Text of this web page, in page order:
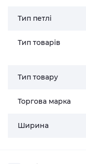
Тип петлі
Тип товарів
Тип товару
Торгова марка
Ширина